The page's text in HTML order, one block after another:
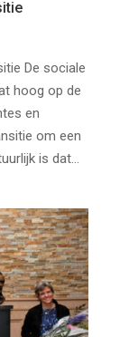
De sociale
hoog op de
en
om een
is dat...